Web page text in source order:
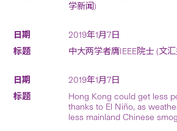
学新闻)
2019年1月7日
中大两学者膺IEEE院士 (文
2019年1月7日
Hong Kong could get less
thanks to El Niño, as
less mainland Chinese